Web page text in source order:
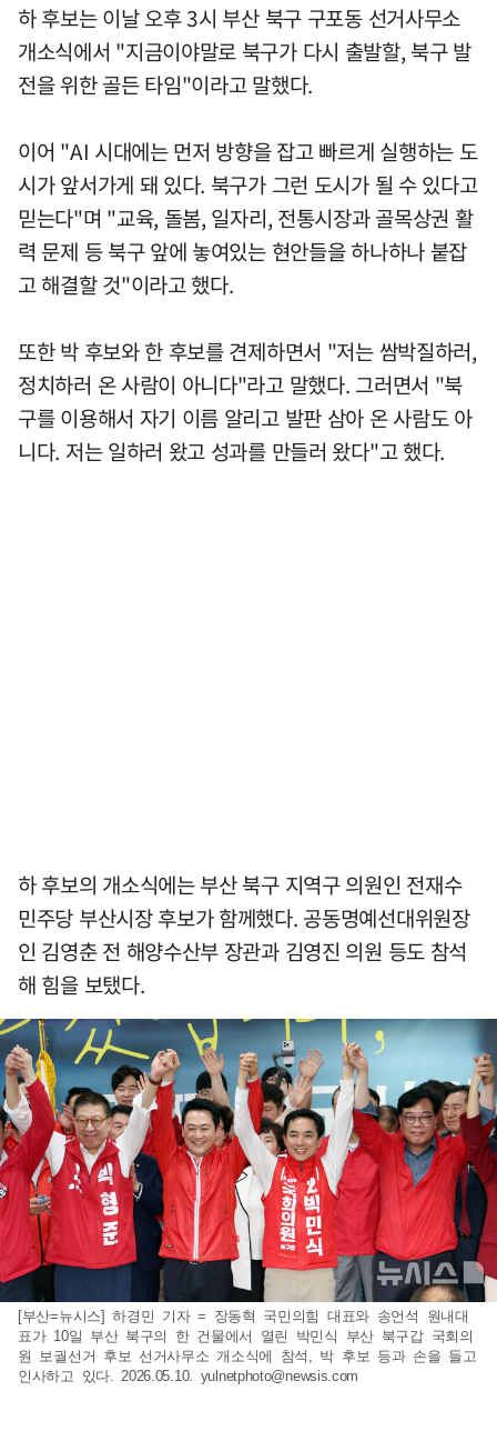
하 후보는 이날 오후 3시 부산 북구 구포동 선거사무소
개소식에서 "지금이야말로 북구가 다시 출발할, 북구 발
전을 위한 골든 타임"이라고 말했다.
이어 "AI 시대에는 먼저 방향을 잡고 빠르게 실행하는 도
시가 앞서가게 돼 있다. 북구가 그런 도시가 될 수 있다고
믿는다"며 "교육, 돌봄, 일자리, 전통시장과 골목상권 활
력 문제 등 북구 앞에 놓여있는 현안들을 하나하나 붙잡
고 해결할 것"이라고 했다.
또한 박 후보와 한 후보를 견제하면서 "저는 쌈박질하러,
정치하러 온 사람이 아니다"라고 말했다. 그러면서 "북
구를 이용해서 자기 이름 알리고 발판 삼아 온 사람도 아
니다. 저는 일하러 왔고 성과를 만들러 왔다"고 했다.
하 후보의 개소식에는 부산 북구 지역구 의원인 전재수
민주당 부산시장 후보가 함께했다. 공동명예선대위원장
인 김영춘 전 해양수산부 장관과 김영진 의원 등도 참석
해 힘을 보탰다.
[부산=뉴시스] 하경민 기자 = 장동혁 국민의힘 대표와 송언석 원내대
표가 10일 부산 북구의 한 건물에서 열린 박민식 부산 북구갑 국회의
원 보궐선거 후보 선거사무소 개소식에 참석, 박 후보 등과 손을 들고
인사하고 있다. 2026.05.10. yulnetphoto@newsis.com